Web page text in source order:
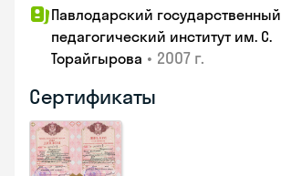
Павлодарский государственный
педагогический институт им. С.
Торайгырова • 2007 г.
Сертификаты